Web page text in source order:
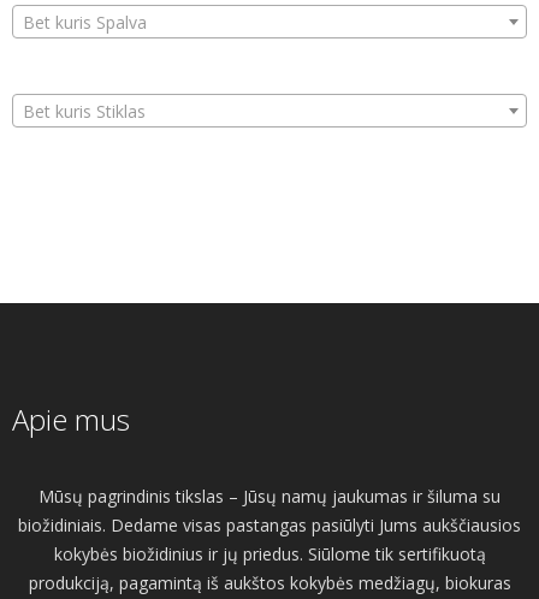
Bet kuris Spalva
Bet kuris Stiklas
Apie mus
Mūsų pagrindinis tikslas – Jūsų namų jaukumas ir šiluma su
biožidiniais. Dedame visas pastangas pasiūlyti Jums aukščiausios
kokybės biožidinius ir jų priedus. Siūlome tik sertifikuotą
produkciją, pagamintą iš aukštos kokybės medžiagų, biokuras